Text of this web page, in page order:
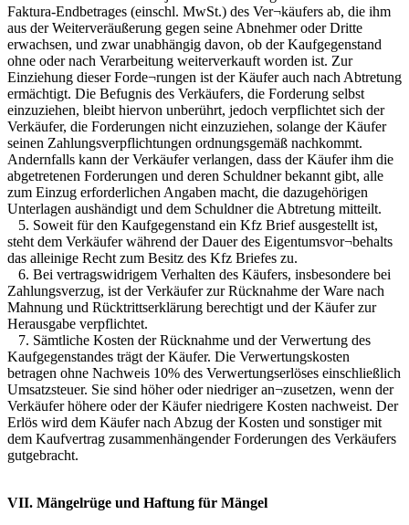
Faktura-Endbetrages (einschl. MwSt.) des Ver¬käufers ab, die ihm
aus der Weiterveräußerung gegen seine Abnehmer oder Dritte
erwachsen, und zwar unabhängig davon, ob der Kaufgegenstand
ohne oder nach Verarbeitung weiterverkauft worden ist. Zur
Einziehung dieser Forde¬rungen ist der Käufer auch nach Abtretung
ermächtigt. Die Befugnis des Verkäufers, die Forderung selbst
einzuziehen, bleibt hiervon unberührt, jedoch verpflichtet sich der
Verkäufer, die Forderungen nicht einzuziehen, solange der Käufer
seinen Zahlungsverpflichtungen ordnungsgemäß nachkommt.
Andernfalls kann der Verkäufer verlangen, dass der Käufer ihm die
abgetretenen Forderungen und deren Schuldner bekannt gibt, alle
zum Einzug erforderlichen Angaben macht, die dazugehörigen
Unterlagen aushändigt und dem Schuldner die Abtretung mitteilt.
5. Soweit für den Kaufgegenstand ein Kfz Brief ausgestellt ist,
steht dem Verkäufer während der Dauer des Eigentumsvor¬behalts
das alleinige Recht zum Besitz des Kfz Briefes zu.
6. Bei vertragswidrigem Verhalten des Käufers, insbesondere bei
Zahlungsverzug, ist der Verkäufer zur Rücknahme der Ware nach
Mahnung und Rücktrittserklärung berechtigt und der Käufer zur
Herausgabe verpflichtet.
7. Sämtliche Kosten der Rücknahme und der Verwertung des
Kaufgegenstandes trägt der Käufer. Die Verwertungskosten
betragen ohne Nachweis 10% des Verwertungserlöses einschließlich
Umsatzsteuer. Sie sind höher oder niedriger an¬zusetzen, wenn der
Verkäufer höhere oder der Käufer niedrigere Kosten nachweist. Der
Erlös wird dem Käufer nach Abzug der Kosten und sonstiger mit
dem Kaufvertrag zusammenhängender Forderungen des Verkäufers
gutgebracht.
VII. Mängelrüge und Haftung für Mängel